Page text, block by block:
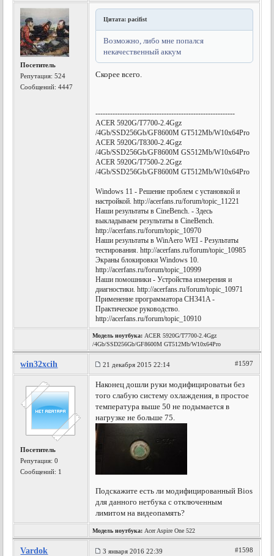
Посетитель
Репутация:524
Сообщений: 4447
Цитата: pacifist
Возможно, либо мне попался
некачественный аккум
Скорее всего.
---------------------------------------------------------
ACER 5920G/T7700-2.4Ggz
/4Gb/SSD256Gb/GF8600M GT512Mb/W10x64Pro
ACER 5920G/T8300-2.4Ggz
/4Gb/SSD256Gb/GF8600M GS512Mb/W10x64Pro
ACER 5920G/T7500-2.2Ggz
/4Gb/SSD256Gb/GF8600M GT512Mb/W10x64Pro
Windows 11 - Решение проблем с установкой и
настройкой. http://acerfans.ru/forum/topic_11221
Наши результаты в CineBench. - Здесь
выкладываем результаты в CineBench.
http://acerfans.ru/forum/topic_10970
Наши результаты в WinAero WEI - Результаты
тестирования. http://acerfans.ru/forum/topic_10985
Экраны блокировки Windows 10.
http://acerfans.ru/forum/topic_10999
Наши помошники - Устройства измерения и
диагностики. http://acerfans.ru/forum/topic_10971
Применение программатора CH341A -
Практическое руководство.
http://acerfans.ru/forum/topic_10910
Модель ноутбука: ACER 5920G/T7700-2.4Ggz
/4Gb/SSD256Gb/GF8600M GT512Mb/W10x64Pro
win32xcih 21 декабря 2015 22:14 #1597
Посетитель
Репутация:0
Сообщений: 1
Наконец дошли руки модифицироватьи без
того слабую систему охлаждения, в простое
температура выше 50 не подымается в
нагрузке не больше 75.
Подскажите есть ли модифицированный Bios
для данного нетбука с отключенным
лимитом на видеопамять?
Модель ноутбука: Acer Aspire One 522
Vardok 3 января 2016 22:39 #1598